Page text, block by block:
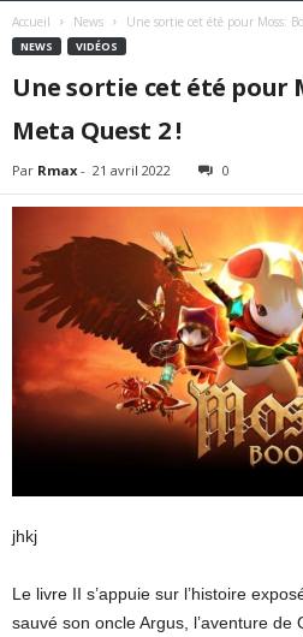
Accueil News Une sortie cet été pour Moss:
NEWS VIDÉOS
Une sortie cet été pour
Meta Quest 2 !
Par Rmax - 21 avril 2022 0
jhkj
Le livre II s’appuie sur l’histoire
sauvé son oncle Argus, l’aventure de